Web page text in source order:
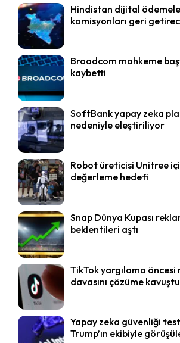
Hindistan dijital
komisyonları geri
Broadcom mahkeme
kaybetti
SoftBank yapay zeka
nedeniyle eleştiriliyor
Robot üreticisi Unitree
değerleme hedefi
Snap Dünya Kupası
beklentileri aştı
TikTok yargılama öncesi
davasını çözüme
Yapay zeka güvenliği
Trump’ın ekibiyle